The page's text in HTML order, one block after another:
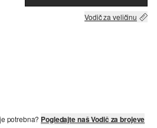
Vodič za veličinu
potrebna? Pogledajte naš Vodič za brojeve